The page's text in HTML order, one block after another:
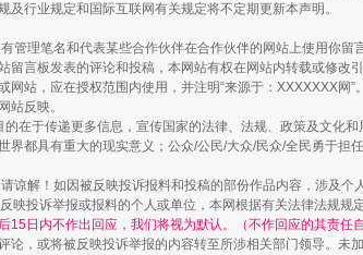
行业规定和国际互联网有关规定将不定期更新本声明。
管理笔名和代表某些合作伙伴在合作伙伴的网站上使用你留
言板发表的评论和投稿，本网站有权在网站内转载或修改
站，应在授权范围内使用，并注明“来源于：XXXXXXX网”
站反映。
在于传递更多信息，宣传国家的法律、法规、政策及文化
都具有重大的现实意义；公众/公民/大众/民众/全民勇于担
谅解！如因被反映投诉报料和投稿的部份作品内容，涉及个
映投诉举报或报料的个人或单位，本网根据有关法律法规规
15日内不作出回应，我们将视为默认。（不作回应的其责任自
，或将被反映投诉举报的内容转至所涉相关部门领导。未